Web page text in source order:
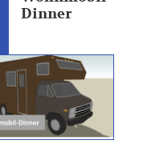
Dinner